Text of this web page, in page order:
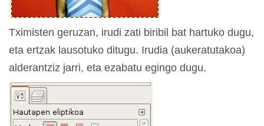
Tximisten geruzan, irudi zati biribil bat hartuko dugu,
eta ertzak lausotuko ditugu. Irudia (aukeratutakoa)
alderantziz jarri, eta ezabatu egingo dugu.